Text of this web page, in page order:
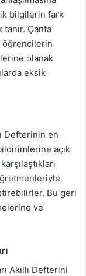
bilgilerin fark
Çanta
öğrencilerin
olanak
eksik
Defterinin en
açık
Bu geri
ve
Akıllı Defterini